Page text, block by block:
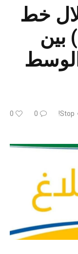
خط
الحافلة 24 ت (C) بين
الوسط
Stop!
0
0